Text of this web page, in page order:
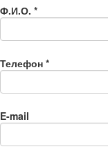
Ф.И.О. *
Телефон *
E-mail